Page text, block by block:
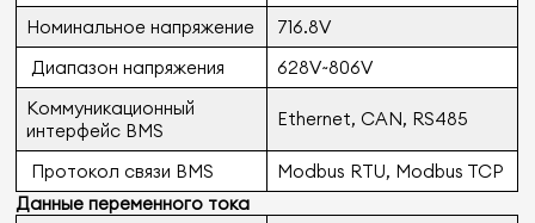
Номинальное напряжение
716.8V
Диапазон напряжения
628V~806V
Коммуникационный
интерфейс BMS
Ethernet, CAN, RS485
Протокол связи BMS
Modbus RTU, Modbus TCP
Данные переменного тока